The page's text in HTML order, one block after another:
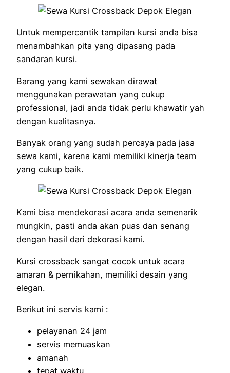
Untuk mempercantik tampilan kursi anda bisa
menambahkan pita yang dipasang pada
sandaran kursi.
Barang yang kami sewakan dirawat
menggunakan perawatan yang cukup
professional, jadi anda tidak perlu khawatir yah
dengan kualitasnya.
Banyak orang yang sudah percaya pada jasa
sewa kami, karena kami memiliki kinerja team
yang cukup baik.
Kami bisa mendekorasi acara anda semenarik
mungkin, pasti anda akan puas dan senang
dengan hasil dari dekorasi kami.
Kursi crossback sangat cocok untuk acara
amaran & pernikahan, memiliki desain yang
elegan.
Berikut ini servis kami :
pelayanan 24 jam
servis memuaskan
amanah